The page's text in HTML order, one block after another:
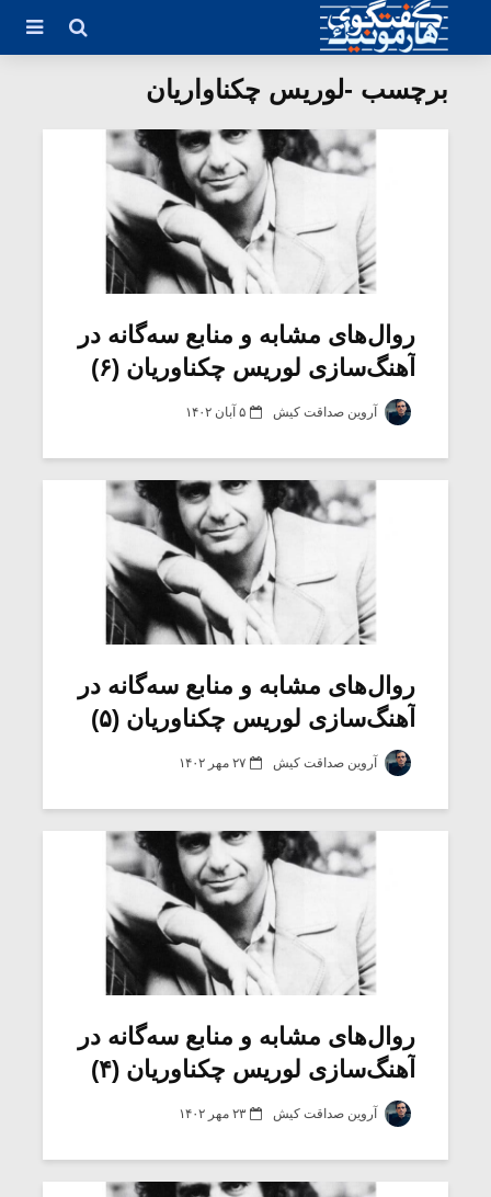
برچسب -لوریس چکناواریان
روال‌های مشابه و منابع سه‌گانه در
آهنگ‌سازی لوریس چکناوریان (۶)
آروین صداقت کیش ۵ آبان ۱۴۰۲
روال‌های مشابه و منابع سه‌گانه در
آهنگ‌سازی لوریس چکناوریان (۵)
آروین صداقت کیش ۲۷ مهر ۱۴۰۲
روال‌های مشابه و منابع سه‌گانه در
آهنگ‌سازی لوریس چکناوریان (۴)
آروین صداقت کیش ۲۳ مهر ۱۴۰۲